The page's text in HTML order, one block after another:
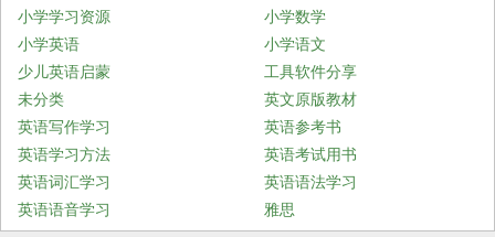
小学学习资源
小学数学
小学英语
小学语文
少儿英语启蒙
工具软件分享
未分类
英文原版教材
英语写作学习
英语参考书
英语学习方法
英语考试用书
英语词汇学习
英语语法学习
英语语音学习
雅思